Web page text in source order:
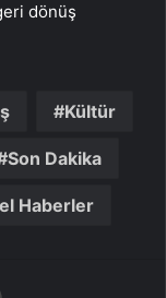
dönüş
Kültür
Son Dakika
Haberler